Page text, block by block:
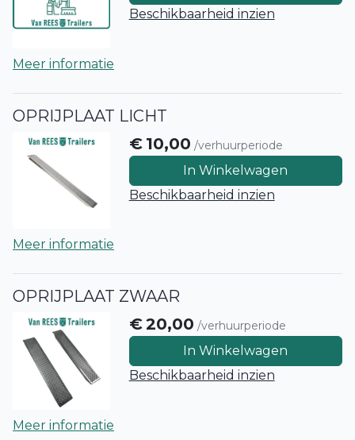
Beschikbaarheid inzien
Meer informatie
OPRIJPLAAT LICHT
€ 10,00 /verhuurperiode
In Winkelwagen
Beschikbaarheid inzien
Meer informatie
OPRIJPLAAT ZWAAR
€20,00 /verhuurperiode
In Winkelwagen
Beschikbaarheid inzien
Meer informatie